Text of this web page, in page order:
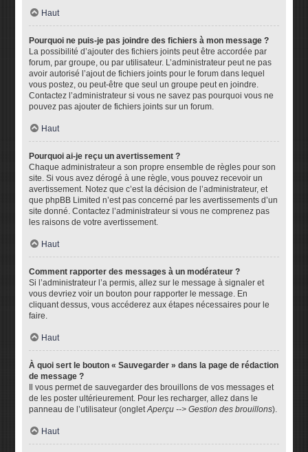
Haut
Pourquoi ne puis-je pas joindre des fichiers à mon message ?
La possibilité d’ajouter des fichiers joints peut être accordée par
forum, par groupe, ou par utilisateur. L’administrateur peut ne pas
avoir autorisé l’ajout de fichiers joints pour le forum dans lequel
vous postez, ou peut-être que seul un groupe peut en joindre.
Contactez l’administrateur si vous ne savez pas pourquoi vous ne
pouvez pas ajouter de fichiers joints sur un forum.
Haut
Pourquoi ai-je reçu un avertissement ?
Chaque administrateur a son propre ensemble de règles pour son
site. Si vous avez dérogé à une règle, vous pouvez recevoir un
avertissement. Notez que c’est la décision de l’administrateur, et
que phpBB Limited n’est pas concerné par les avertissements d’un
site donné. Contactez l’administrateur si vous ne comprenez pas
les raisons de votre avertissement.
Haut
Comment rapporter des messages à un modérateur ?
Si l’administrateur l’a permis, allez sur le message à signaler et
vous devriez voir un bouton pour rapporter le message. En
cliquant dessus, vous accéderez aux étapes nécessaires pour le
faire.
Haut
À quoi sert le bouton « Sauvegarder » dans la page de rédaction
de message ?
Il vous permet de sauvegarder des brouillons de vos messages et
de les poster ultérieurement. Pour les recharger, allez dans le
panneau de l’utilisateur (ongletAperçu --> Gestion des brouillons).
Haut